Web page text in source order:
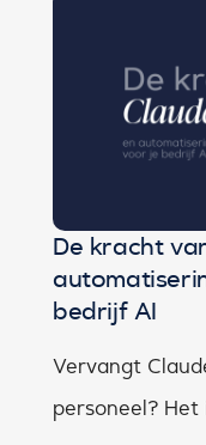
De kracht
bedrijf AI
Vervangt
personeel? Het